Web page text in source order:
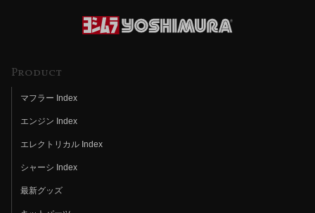
Product
マフラー Index
エンジン Index
エレクトリカル Index
シャーシ Index
最新グッズ